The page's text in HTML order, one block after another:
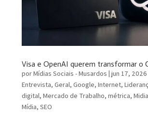
Visa e OpenAI querem transformar o
porMídias Sociais - Musardos | jun 17, 2026
Entrevista, Geral, Google, Internet,
digital, Mercado de Trabalho, métrica,
Mídia, SEO